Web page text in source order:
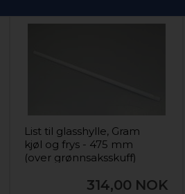
List til glasshylle, Gram
kjøl og frys - 475 mm
(over grønnsaksskuff)
314,00 NOK